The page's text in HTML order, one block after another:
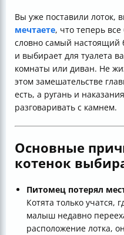
Вы уже поставили лоток,
мечтаете, что теперь
словно самый настоящий
и выбирает для туалета
комнаты или диван. Не
этом замешательстве
есть, а ругань и
разговаривать с камнем.
Основные
котенок
Питомец потерял
Котята только учатся,
малыш недавно
расположение лотка,